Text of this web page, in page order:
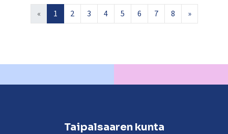
« 1 2 3 4 5 6 7 8 »
Taipalsaaren kunta